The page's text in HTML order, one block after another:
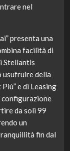
nel
presenta una
facilità di
Stellantis
usufruire della
e di Leasing
configurazione
da soli 99
un
fin dal